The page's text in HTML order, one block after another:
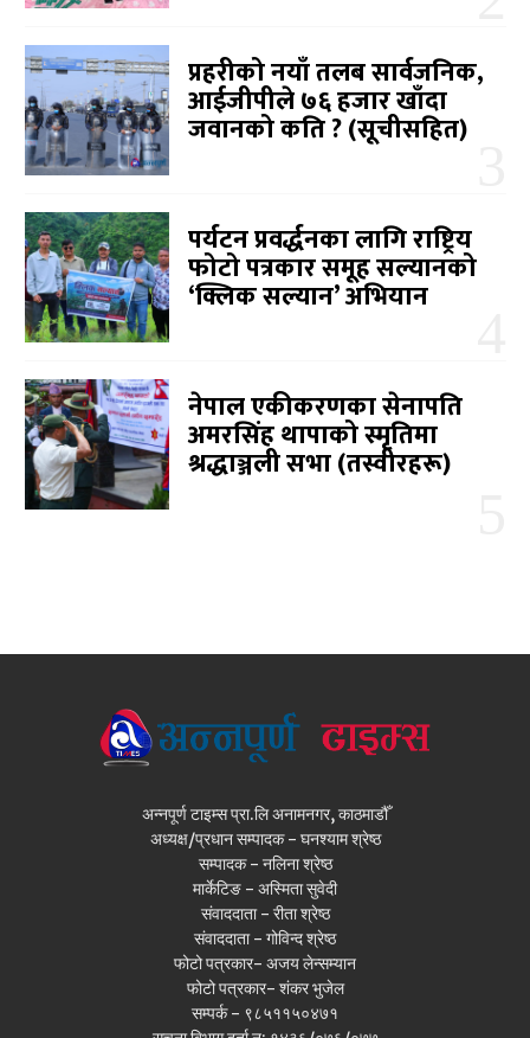
प्रहरीको नयाँ तलब सार्वजनिक,
आईजीपीले ७६ हजार खाँदा
जवानको कति ? (सूचीसहित)
पर्यटन प्रवर्द्धनका लागि राष्ट्रिय
फोटो पत्रकार समूह सल्यानको
‘क्लिक सल्यान’ अभियान
नेपाल एकीकरणका सेनापति
अमरसिंह थापाको स्मृतिमा
श्रद्धाञ्जली सभा (तस्वीरहरू)
अन्नपूर्ण टाइम्स प्रा.लि अनामनगर, काठमाडौँ
अध्यक्ष/प्रधान सम्पादक - घनश्याम श्रेष्ठ
सम्पादक - नलिना श्रेष्ठ
मार्केटिङ - अस्मिता सुवेदी
संवाददाता - रीता श्रेष्ठ
संवाददाता - गोविन्द श्रेष्ठ
फोटो पत्रकार- अजय लेन्सम्यान
फोटो पत्रकार- शंकर भुजेल
सम्पर्क - ९८५११५०४७१